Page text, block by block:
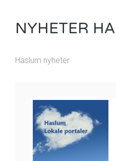
NYHETER
Haslum nyheter